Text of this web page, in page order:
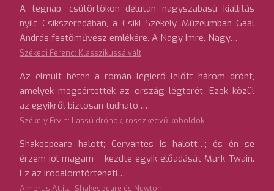
A tegnap, csütörtökön délután nagyszabású kiállítás
nyílt Csíkszeredában, a Csíki Székely Múzeumban Gaál
András festőművész emlékére. A Nagy Imre, Nagy…
Székedi Ferenc: Klasszikussá vált
Az elmúlt héten a román légierő lelőtt három drónt,
amelyek megsértették az ország légterét. Ezek közül
az egyikről biztosan tudható,…
Székely Ervin: Lassú drónok, rosszkedvű koboldok
Shakespeare halott; Cervantes is halott…; és én se
érzem jól magam – kezdte egyik előadását Mark Twain.
Ez az irodalomtörténeti…
Ambrus Attila: Shakespeare és Newton